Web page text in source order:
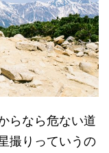
らなら危ない道
撮りっていうの